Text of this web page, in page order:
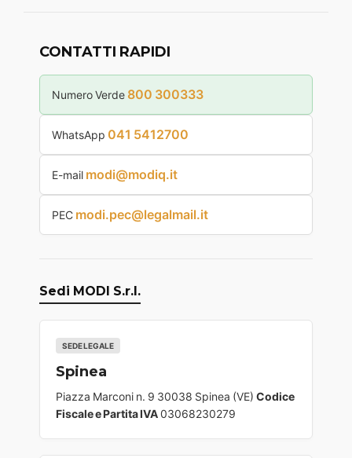
CONTATTI RAPIDI
Numero Verde 800 300333
WhatsApp 041 5412700
E-mail modi@modiq.it
PEC modi.pec@legalmail.it
Sedi MODI S.r.l.
SEDE LEGALE
Spinea
Piazza Marconi n. 9 30038 Spinea (VE) Codice
Fiscale e Partita IVA03068230279